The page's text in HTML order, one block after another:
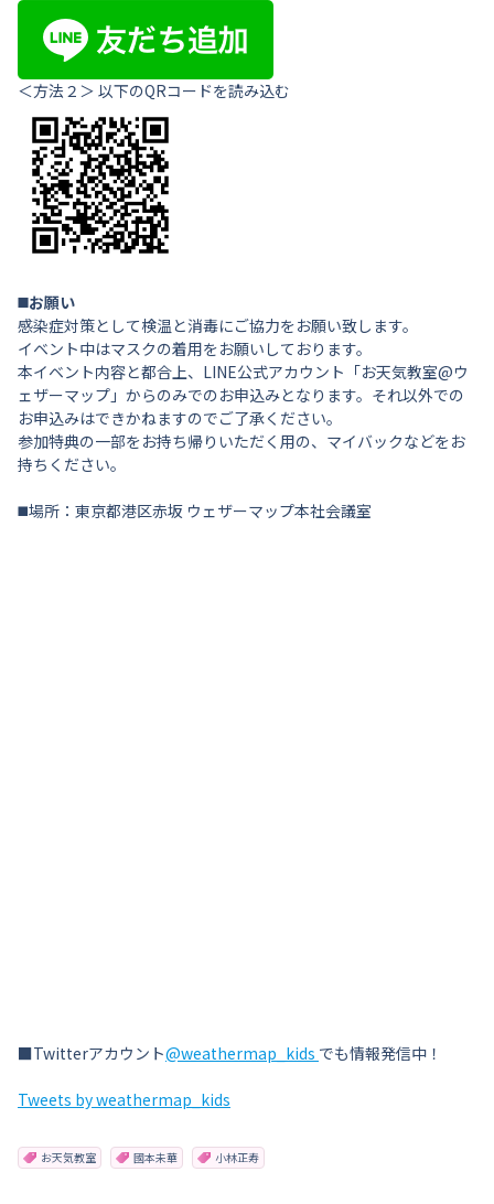
＜方法２＞ 以下のQRコードを読み込む
◼️お願い
感染症対策として検温と消毒にご協力をお願い致します。
イベント中はマスクの着用をお願いしております。
本イベント内容と都合上、LINE公式アカウント「お天気教室@ウ
ェザーマップ」からのみでのお申込みとなります。それ以外での
お申込みはできかねますのでご了承ください。
参加特典の一部をお持ち帰りいただく用の、マイバックなどをお
持ちください。
◼️場所：東京都港区赤坂 ウェザーマップ本社会議室
■Twitterアカウント@weathermap_kids でも情報発信中！
Tweets by weathermap_kids
お天気教室 國本未華 小林正寿